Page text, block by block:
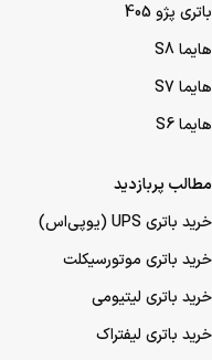
باتری پژو 405
هایما S8
هایما S7
هایما S6
مطالب پربازدید
خرید باتری UPS (یو‌پی‌اس)
خرید باتری موتورسیکلت
خرید باتری لیتیومی
خرید باتری لیفتراک